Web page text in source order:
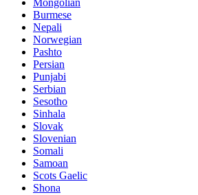
Burmese
Nepali
Norwegian
Pashto
Persian
Punjabi
Serbian
Sesotho
Sinhala
Slovak
Slovenian
Somali
Samoan
Scots Gaelic
Shona